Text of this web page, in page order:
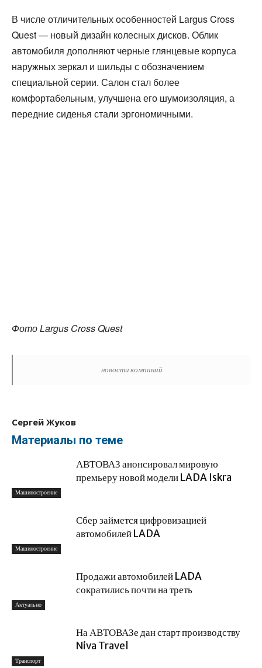
В числе отличительных особенностей Largus Cross
Quest — новый дизайн колесных дисков. Облик
автомобиля дополняют черные глянцевые корпуса
наружных зеркал и шильды с обозначением
специальной серии. Салон стал более
комфортабельным, улучшена его шумоизоляция, а
передние сиденья стали эргономичными.
Фото Largus Cross Quest
новости компаний
Сергей Жуков
Материалы по теме
Машиностроение
АВТОВАЗ анонсировал мировую
премьеру новой модели LADA Iskra
Машиностроение
Сбер займется цифровизацией
автомобилей LADA
Актуально
Продажи автомобилей LADA
сократились почти на треть
Транспорт
На АВТОВАЗе дан старт производству
Niva Travel